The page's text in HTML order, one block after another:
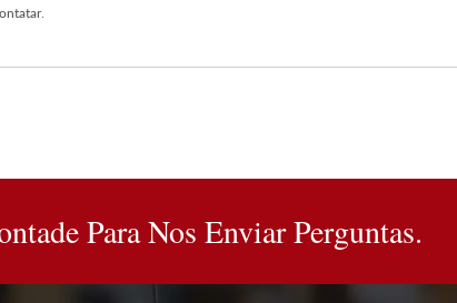
.
Para Nos Enviar Perguntas.